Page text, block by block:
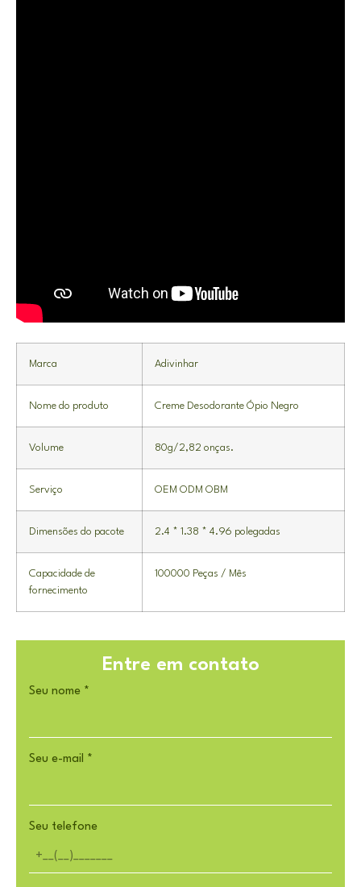
Marca Adivinhar
Nome do produto Creme Desodorante Ópio Negro
Volume 80g/2,82 onças.
Serviço OEM ODM OBM
Dimensões do pacote 2.4 * 1.38 * 4.96 polegadas
Capacidade de
fornecimento
100000 Peças / Mês
Entre em contato
Seu nome *
Seu e-mail *
Seu telefone